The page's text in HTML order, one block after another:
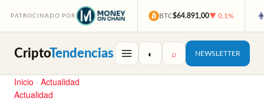
PATROCINADO POR BTC$64.891,00▼ 0,1%
CriptoTendencias ◐ ⌕ NEWSLETTER
Inicio · Actualidad
Actualidad